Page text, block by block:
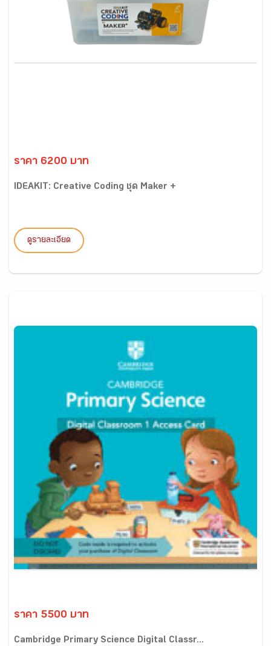
ราคา 6200 บาท
IDEAKIT: Creative Coding ชุด Maker +
ดูรายละเอียด
ราคา 5500 บาท
Cambridge Primary Science Digital Classr...